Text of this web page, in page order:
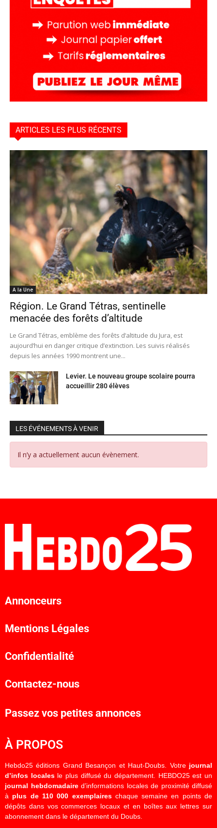
ARTICLES LES PLUS RÉCENTS
A la Une
Région. Le Grand Tétras, sentinelle
menacée des forêts d’altitude
Le Grand Tétras, emblème des forêts d’altitude du Jura, est
aujourd’hui en danger critique d’extinction. Les suivis réalisés
depuis les années 1990 montrent une...
Levier. Le nouveau groupe scolaire pourra
accueillir 280 élèves
LES ÉVÉNEMENTS À VENIR
Il n’y a actuellement aucun évènement.
Annonceurs
Mentions Légales
Confidentialité
Contactez-nous
Passez vos petites annonces
À PROPOS
Hebdo25 éditions Grand Besançon et Haut-Doubs. Votre journal
d’infos localesle plus diffusé du département. HEBDO25 est un
journal hebdomadaired’informations locales de proximité diffusé
à plus de 110 000 exemplaireschaque semaine en points de
dépôts dans vos commerces locaux et en boîtes aux lettres sur
abonnement dans le département du Doubs.